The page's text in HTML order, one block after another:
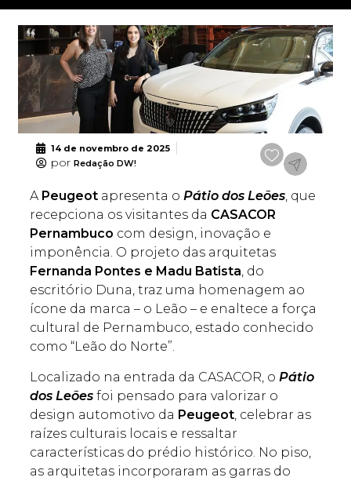
14 de novembro de 2025
por Redação DW!
A Peugeot apresenta oPátio dos Leões, que
recepciona os visitantes da CASACOR
Pernambuco com design, inovação e
imponência. O projeto das arquitetas
Fernanda Pontes e Madu Batista, do
escritório Duna, traz uma homenagem ao
ícone da marca – o Leão – e enaltece a força
cultural de Pernambuco, estado conhecido
como “Leão do Norte”.
Localizado na entrada da CASACOR, o Pátio
dos Leões foi pensado para valorizar o
design automotivo da Peugeot, celebrar as
raízes culturais locais e ressaltar
características do prédio histórico. No piso,
as arquitetas incorporaram as garras do